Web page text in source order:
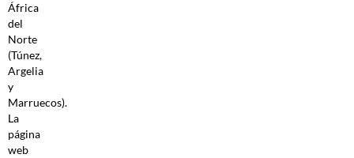
África
del
Norte
(Túnez,
Argelia
y
Marruecos).
La
página
web